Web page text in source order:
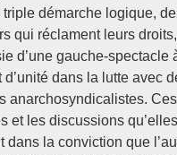
triple démarche logique,
qui réclament leurs
d’une gauche-spectacle
d’unité dans la lutte avec
anarchosyndicalistes.
et les discussions
dans la conviction que